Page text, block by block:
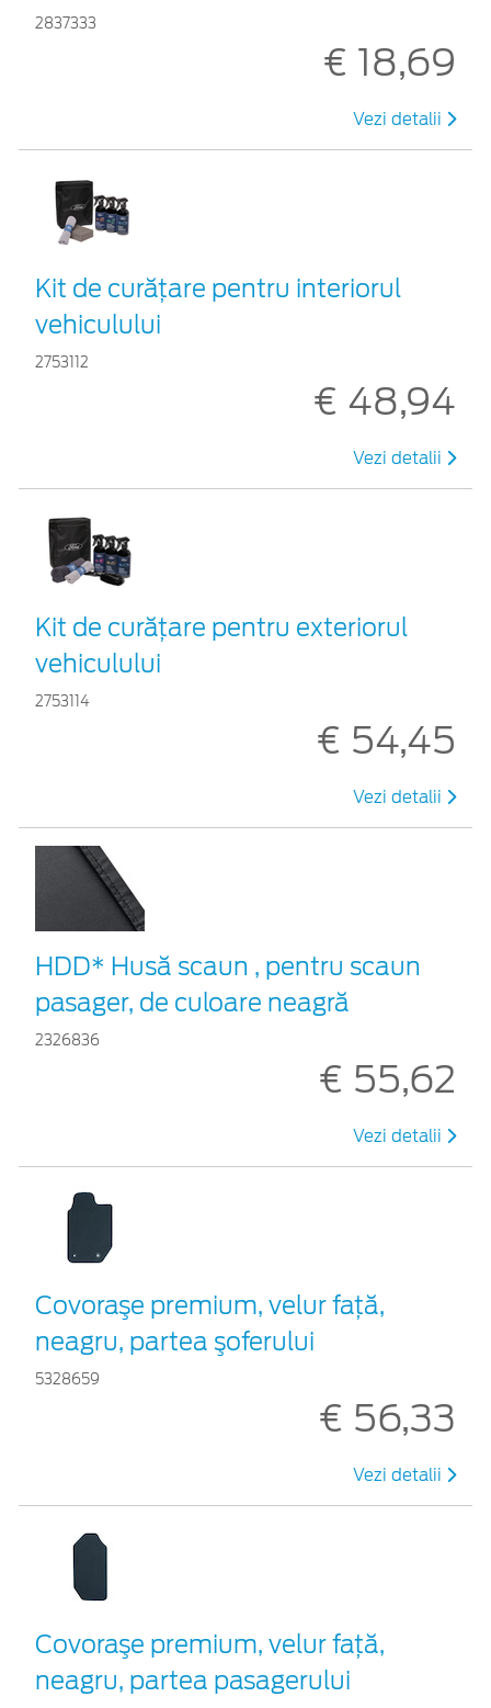
2837333
€ 18,69
Vezi detalii
Kit de curățare pentru interiorul
vehiculului
2753112
€ 48,94
Vezi detalii
Kit de curățare pentru exteriorul
vehiculului
2753114
€ 54,45
Vezi detalii
HDD* Husă scaun , pentru scaun
pasager, de culoare neagră
2326836
€ 55,62
Vezi detalii
Covoraşe premium, velur faţă,
neagru, partea şoferului
5328659
€ 56,33
Vezi detalii
Covoraşe premium, velur faţă,
neagru, partea pasagerului